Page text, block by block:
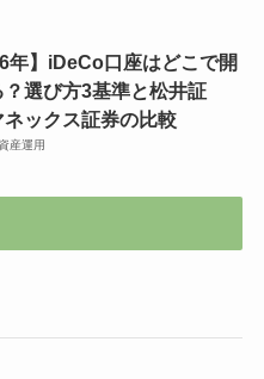
年】iDeCo口座はどこで開
？選び方3基準と松井証
ネックス証券の比較
産運用